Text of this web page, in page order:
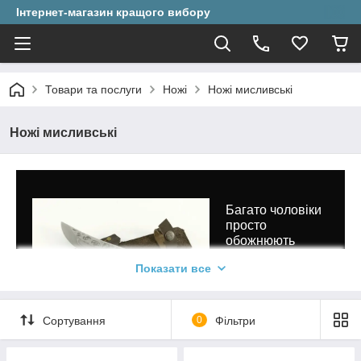
Інтернет-магазин кращого вибору
Товари та послуги Ножі Ножі мисливські
Ножі мисливські
Багато чоловіки
просто
обожнюють
сильній половині
підлоги
Показати все
Сортування 0 Фільтри